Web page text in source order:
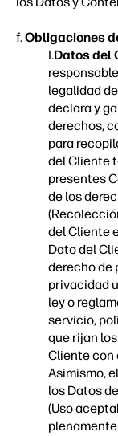
f.Obligaciones
I.Datos del
legalidad
declara y
derechos,
para
del Cliente
presentes
de los
del Cliente
Dato del
derecho de
privacidad
ley o
servicio,
que rijan
Cliente con
Asimismo,
los Datos
(Uso